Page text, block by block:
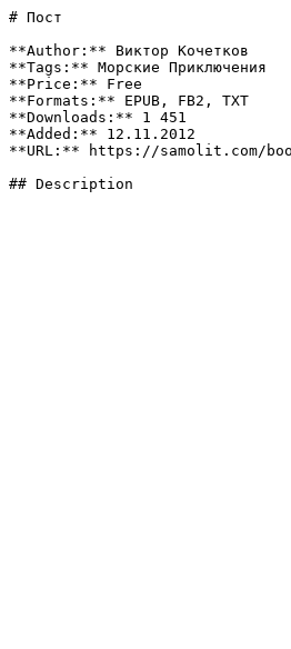
# Пост
**Author:** Виктор Кочетков
**Tags:** Морские Приключения
**Price:** Free
**Formats:** EPUB, FB2, TXT
**Downloads:** 1 451
**Added:** 12.11.2012
**URL:** https://samolit.com/
## Description